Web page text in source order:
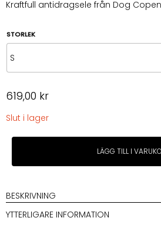
till
Kraftfull antidragsele från Dog
STORLEK
619,00 kr
Slut i lager
Dog
Comfort
Pro™
Harness
Purple
LÄGG TILL I
BESKRIVNING
YTTERLIGARE INFORMATION